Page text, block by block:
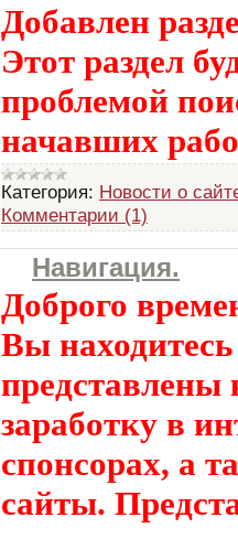
Добавлен
Этот раздел
проблемой
начавших
Категория: Новости о
Комментарии (1)
Навигация.
Доброго
Вы
представлены
заработку в
спонсорах, а
сайты.